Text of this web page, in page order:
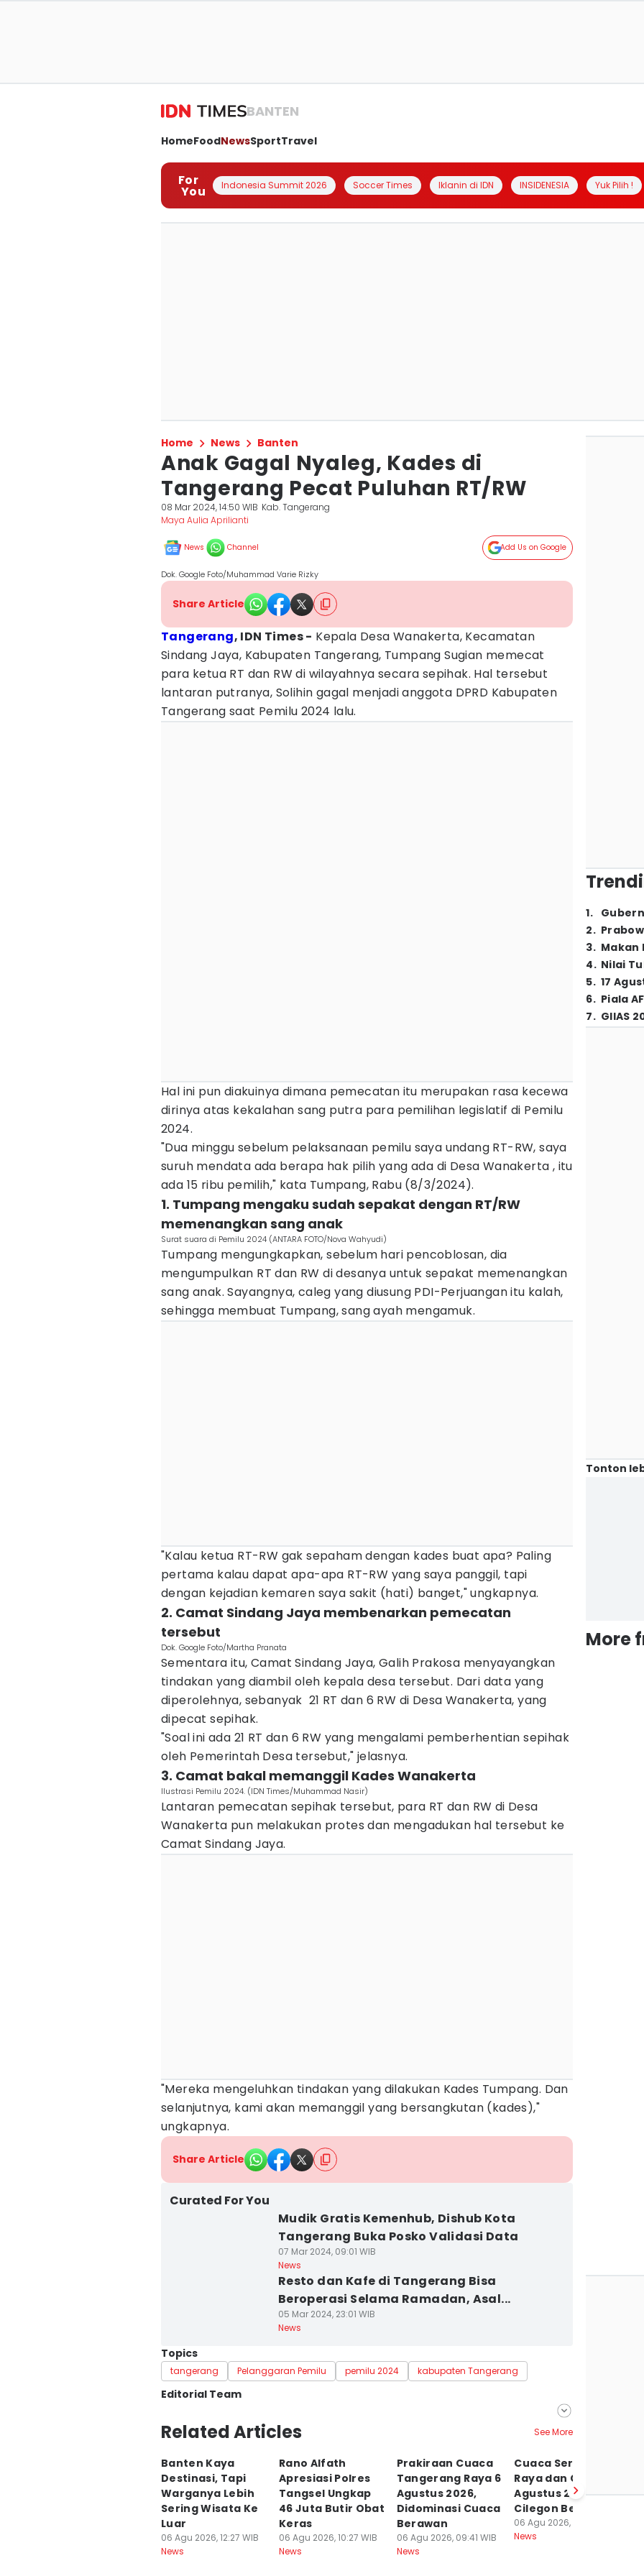
BANTEN
HomeFoodNewsSportTravel
For
You Indonesia Summit 2026 Soccer Times Iklanin di IDN INSIDENESIA Yuk Pilih !
Home News Banten
Anak Gagal Nyaleg, Kades di
Tangerang Pecat Puluhan RT/RW
08 Mar 2024, 14:50 WIB Kab. Tangerang
Maya Aulia Aprilianti
News Channel Add Us on Google
Dok. Google Foto/Muhammad Varie Rizky
Share Article
Tangerang, IDN Times - Kepala Desa Wanakerta, Kecamatan
Sindang Jaya, Kabupaten Tangerang, Tumpang Sugian memecat
para ketua RT dan RW di wilayahnya secara sepihak. Hal tersebut
lantaran putranya, Solihin gagal menjadi anggota DPRD Kabupaten
Tangerang saat Pemilu 2024 lalu.
Hal ini pun diakuinya dimana pemecatan itu merupakan rasa kecewa
dirinya atas kekalahan sang putra para pemilihan legislatif di Pemilu
2024.
"Dua minggu sebelum pelaksanaan pemilu saya undang RT-RW, saya
suruh mendata ada berapa hak pilih yang ada di Desa Wanakerta , itu
ada 15 ribu pemilih," kata Tumpang, Rabu (8/3/2024).
1. Tumpang mengaku sudah sepakat dengan RT/RW
memenangkan sang anak
Surat suara di Pemilu 2024 (ANTARA FOTO/Nova Wahyudi)
Tumpang mengungkapkan, sebelum hari pencoblosan, dia
mengumpulkan RT dan RW di desanya untuk sepakat memenangkan
sang anak. Sayangnya, caleg yang diusung PDI-Perjuangan itu kalah,
sehingga membuat Tumpang, sang ayah mengamuk.
"Kalau ketua RT-RW gak sepaham dengan kades buat apa? Paling
pertama kalau dapat apa-apa RT-RW yang saya panggil, tapi
dengan kejadian kemaren saya sakit (hati) banget," ungkapnya.
2. Camat Sindang Jaya membenarkan pemecatan
tersebut
Dok. Google Foto/Martha Pranata
Sementara itu, Camat Sindang Jaya, Galih Prakosa menyayangkan
tindakan yang diambil oleh kepala desa tersebut. Dari data yang
diperolehnya, sebanyak 21 RT dan 6 RW di Desa Wanakerta, yang
dipecat sepihak.
"Soal ini ada 21 RT dan 6 RW yang mengalami pemberhentian sepihak
oleh Pemerintah Desa tersebut," jelasnya.
3. Camat bakal memanggil Kades Wanakerta
Ilustrasi Pemilu 2024. (IDN Times/Muhammad Nasir)
Lantaran pemecatan sepihak tersebut, para RT dan RW di Desa
Wanakerta pun melakukan protes dan mengadukan hal tersebut ke
Camat Sindang Jaya.
"Mereka mengeluhkan tindakan yang dilakukan Kades Tumpang. Dan
selanjutnya, kami akan memanggil yang bersangkutan (kades),"
ungkapnya.
Share Article
Curated For You
Mudik Gratis Kemenhub, Dishub Kota
Tangerang Buka Posko Validasi Data
07 Mar 2024, 09:01 WIB
News
Resto dan Kafe di Tangerang Bisa
Beroperasi Selama Ramadan, Asal...
05 Mar 2024, 23:01 WIB
News
Topics
tangerang Pelanggaran Pemilu pemilu 2024 kabupaten Tangerang
Editorial Team
Editor
Maya Aulia Aprilianti
Editor
Ita Lismawati F Malau
Related Articles See More
Banten Kaya
Destinasi, Tapi
Warganya Lebih
Sering Wisata Ke
Luar
06 Agu 2026, 12:27 WIB
News
Rano Alfath
Apresiasi Polres
Tangsel Ungkap
46 Juta Butir Obat
Keras
06 Agu 2026, 10:27 WIB
News
Prakiraan Cuaca
Tangerang Raya 6
Agustus 2026,
Didominasi Cuaca
Berawan
06 Agu 2026, 09:41 WIB
News
Cuaca Serang
Raya dan Cilegon 6
Agustus 2026,
Cilegon Berawan
06 Agu 2026, 09:02 WIB
News
1.
2.
3. Makan
4. Nilai
5. 17
6. Piala
7. GIIAS
Tonton
More